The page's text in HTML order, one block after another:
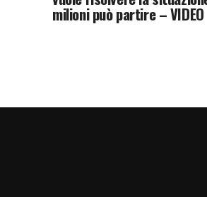
milioni può partire – VIDEO